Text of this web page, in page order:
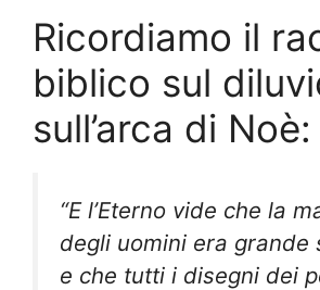
Ricordiamo il
biblico sul
sull’arca di Noè:
“E l’Eterno vide che la
degli uomini era grande
e che tutti i disegni dei